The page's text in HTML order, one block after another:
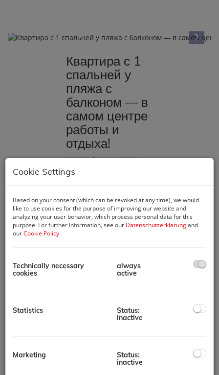
Квартира с 1
спальней у
пляжа с
балконом — в
самом центре
работы и
отдыха!
0000 Dubai, HHVC+CC -
Emirate of Umm Al
Quwain - Vereinigte
Описание
3 жилых башни
1- и 2-комнатные
Торговые
первом этаже
Жилые помещения
Cookie Settings
Based on your consent (which can be revoked at any time), we would
like to use cookies for the purpose of improving our website and
analyzing your user behavior, which process personal data for this
purpose. For further information, see our Datenschutzerklärungand
ourCookie Policy.
Technically necessary
cookies
always
active
Statistics
Status:
inactive
Marketing
Status:
inactive